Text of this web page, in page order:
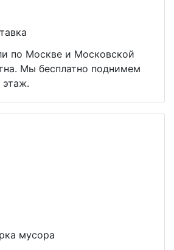
по Москве и Московской
Мы бесплатно поднимем
мусора